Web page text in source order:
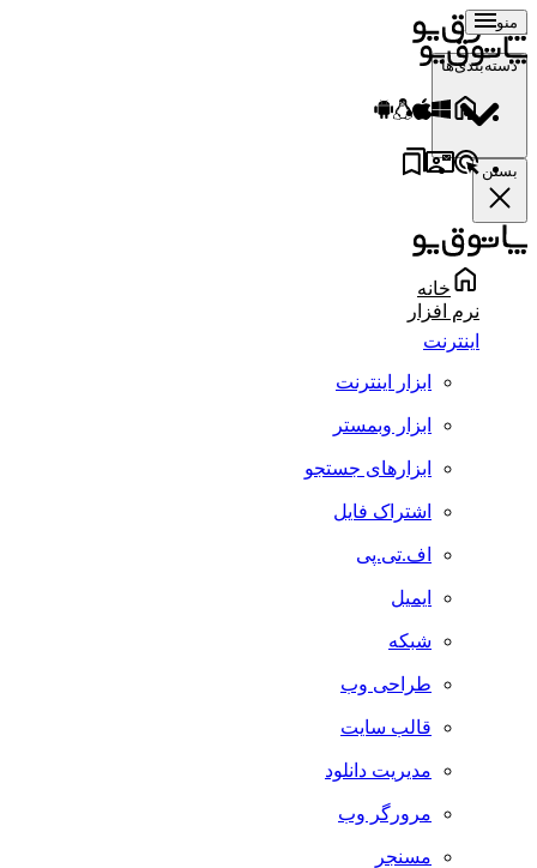
منو
دسته‌بندی‌ها
بستن
خانه
نرم افزار
اینترنت
ابزار اینترنت
ابزار وبمستر
ابزارهای جستجو
اشتراک فایل
اف.تی.پی
ایمیل
شبکه
طراحی وب
قالب سایت
مدیریت دانلود
مرورگر وب
مسنجر